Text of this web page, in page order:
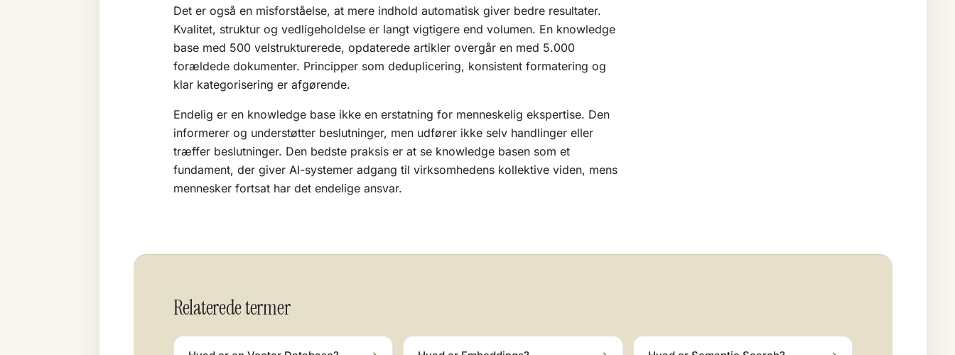
Det er også en misforståelse, at mere indhold automatisk giver bedre resultater.
Kvalitet, struktur og vedligeholdelse er langt vigtigere end volumen. En knowledge
base med 500 velstrukturerede, opdaterede artikler overgår en med 5.000
forældede dokumenter. Principper som deduplicering, konsistent formatering og
klar kategorisering er afgørende.
Endelig er en knowledge base ikke en erstatning for menneskelig ekspertise. Den
informerer og understøtter beslutninger, men udfører ikke selv handlinger eller
træffer beslutninger. Den bedste praksis er at se knowledge basen som et
fundament, der giver AI-systemer adgang til virksomhedens kollektive viden, mens
mennesker fortsat har det endelige ansvar.
Relaterede termer